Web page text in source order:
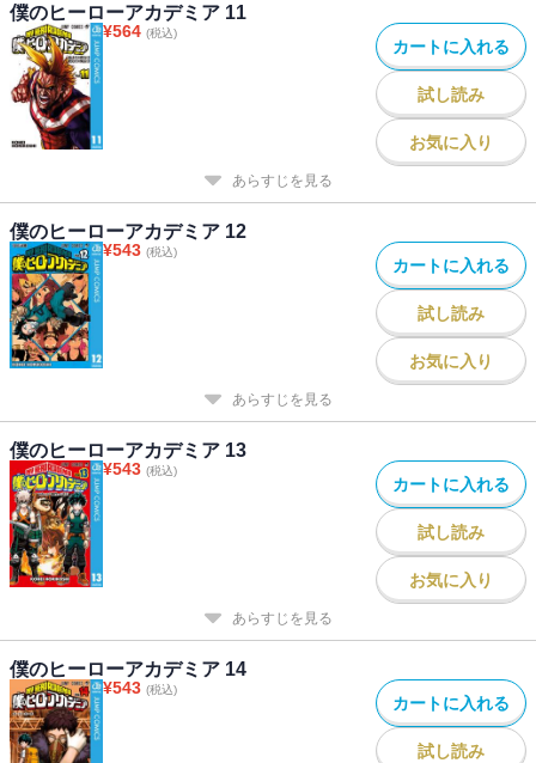
僕のヒーローアカデミア 11
¥564 (税込)
カートに入れる
試し読み
お気に入り
あらすじを見る
僕のヒーローアカデミア 12
¥543 (税込)
カートに入れる
試し読み
お気に入り
あらすじを見る
僕のヒーローアカデミア 13
¥543 (税込)
カートに入れる
試し読み
お気に入り
あらすじを見る
僕のヒーローアカデミア 14
¥543 (税込)
カートに入れる
試し読み